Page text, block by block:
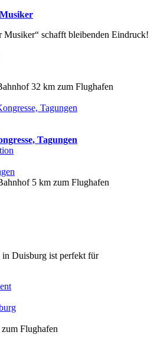
Musiker“ schafft bleibenden Eindruck!
32 km zum Flughafen
Tagungen
5 km zum Flughafen
Duisburg ist perfekt für
Flughafen